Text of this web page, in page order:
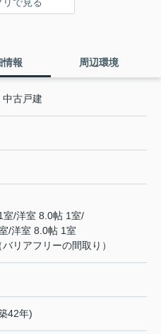
情報 周辺環境
古戸建
室/洋室 8.0帖 1室/
/洋室 8.0帖 1室
リアフリーの間取り）
42年)